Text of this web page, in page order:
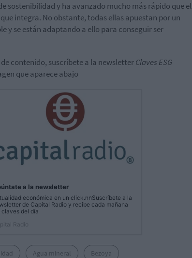
sostenibilidad y ha avanzado mucho más rápido que el
integra. No obstante, todas ellas apuestan por un
y se están adaptando a ello para conseguir ser
contenido, suscríbete a la newsletterClaves ESG
que aparece abajo
a la newsletter
económica en un click.nnSuscríbete a la
de Capital Radio y recibe cada mañana
claves del día
Radio
Agua mineral Bezoya